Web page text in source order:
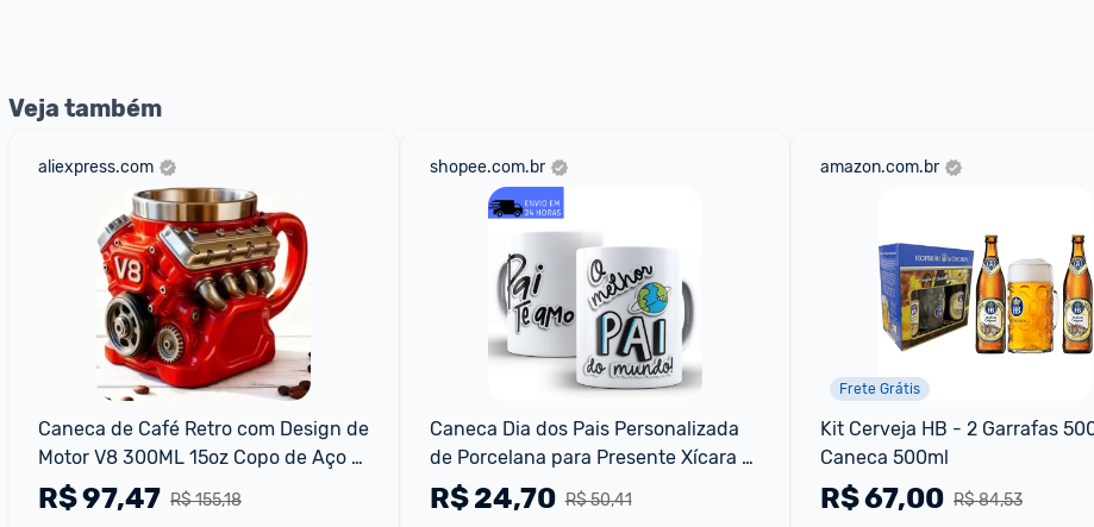
Veja também
aliexpress.com
Caneca de Café Retro com Design de
Motor V8 300ML 15oz Copo de Aço
Inoxidável com Design Realista e
Alça Caneca T
R$ 155,18
R$97,47
shopee.com.br
Caneca Dia dos Pais Personalizada
de Porcelana para Presente Xícara
Feliz
R$ 50,41
R$24,70
amazon.com.br
Frete Grátis
Kit Cerveja HB - 2 Garrafas
Caneca 500ml
R$ 84,53
R$67,00